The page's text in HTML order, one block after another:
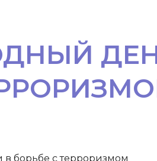
борьбе с терроризмом